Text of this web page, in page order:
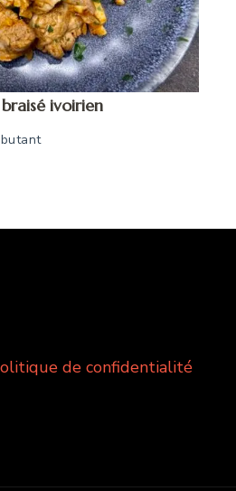
ivoirien
de confidentialité